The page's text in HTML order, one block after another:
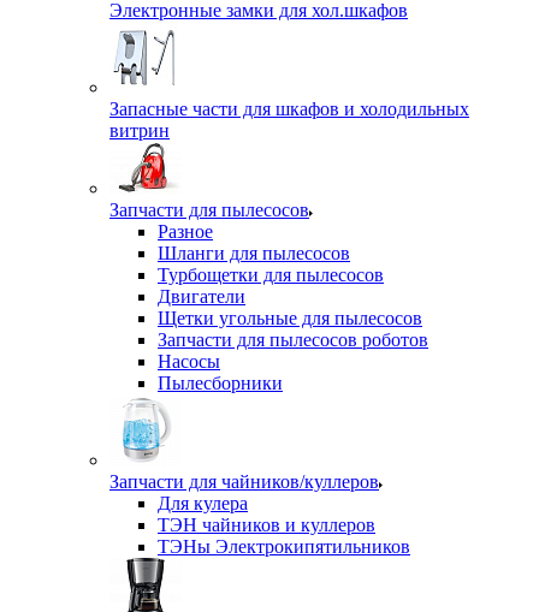
Электронные замки для хол.шкафов
Запасные части для шкафов и холодильных
витрин
Запчасти для пылесосов
Разное
Шланги для пылесосов
Турбощетки для пылесосов
Двигатели
Щетки угольные для пылесосов
Запчасти для пылесосов роботов
Насосы
Пылесборники
Запчасти для чайников/куллеров
Для кулера
ТЭН чайников и куллеров
ТЭНы Электрокипятильников